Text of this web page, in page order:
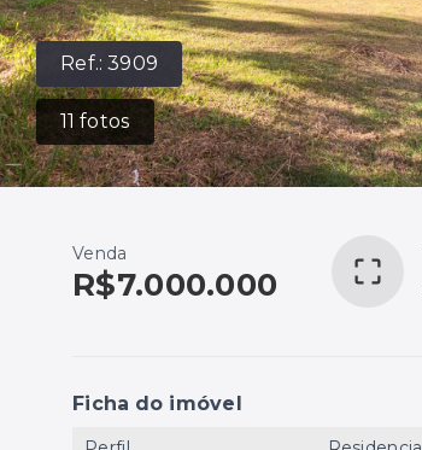
Ref.:3909
11 fotos
Venda
R$7.000.000
Ficha do imóvel